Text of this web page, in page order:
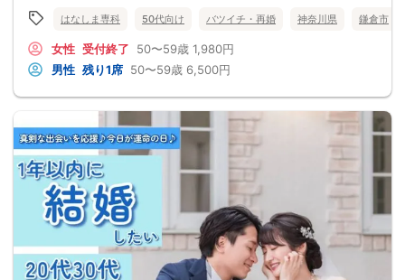
はなしま専科 50代向け バツイチ・再婚 神奈川県 鎌倉市
女性 受付終了 50〜59歳 1,980円
男性 残り1席 50〜59歳 6,500円